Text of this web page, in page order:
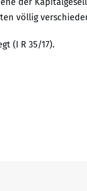
völlig
(I R 35/17).